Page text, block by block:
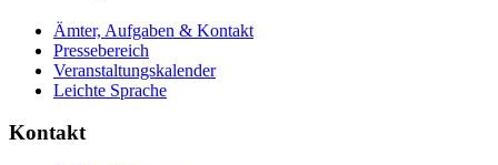
Ämter, Aufgaben & Kontakt
Pressebereich
Veranstaltungskalender
Leichte Sprache
Kontakt